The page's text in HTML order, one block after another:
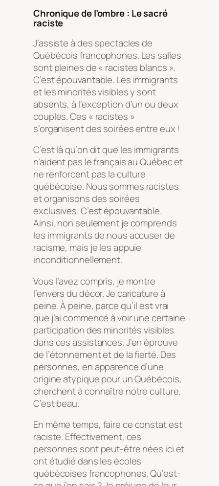
Chronique de l’ombre : Le sacré
raciste
J’assiste à des spectacles de
Québécois francophones. Les salles
sont pleines de « racistes blancs ».
C’est épouvantable. Les immigrants
et les minorités visibles y sont
absents, à l’exception d’un ou deux
couples. Ces « racistes »
s’organisent des soirées entre eux !
C’est là qu’on dit que les immigrants
n’aident pas le français au Québec et
ne renforcent pas la culture
québécoise. Nous sommes racistes
et organisons des soirées
exclusives. C’est épouvantable.
Ainsi, non seulement je comprends
les immigrants de nous accuser de
racisme, mais je les appuie
inconditionnellement.
Vous l’avez compris, je montre
l’envers du décor. Je caricature à
peine. À peine, parce qu’il est vrai
que j’ai commencé à voir une certaine
participation des minorités visibles
dans ces assistances. J’en éprouve
de l’étonnement et de la fierté. Des
personnes, en apparence d’une
origine atypique pour un Québécois,
cherchent à connaître notre culture.
C’est beau.
En même temps, faire ce constat est
raciste. Effectivement, ces
personnes sont peut-être nées ici et
ont étudié dans les écoles
québécoises francophones. Qu’est-